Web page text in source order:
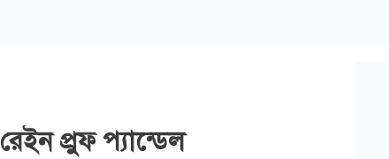
প্রুফ প্যান্ডেল